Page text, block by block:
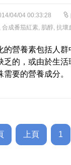
04/04 00:33:28
合成番茄紅素, 肌醇, 抗壞
的營養素包括人
乏的，或由於生
要的營養成分。
上頁 1